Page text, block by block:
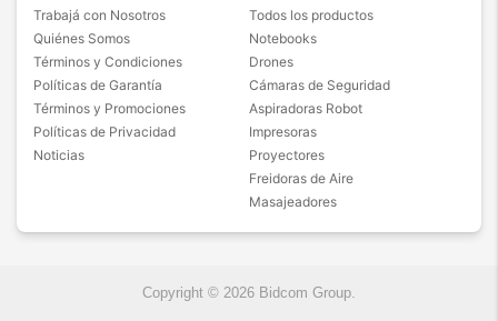
Trabajá con Nosotros
Quiénes Somos
Términos y Condiciones
Políticas de Garantía
Términos y Promociones
Políticas de Privacidad
Noticias
Todos los productos
Notebooks
Drones
Cámaras de Seguridad
Aspiradoras Robot
Impresoras
Proyectores
Freidoras de Aire
Masajeadores
Copyright © 2026 Bidcom Group.